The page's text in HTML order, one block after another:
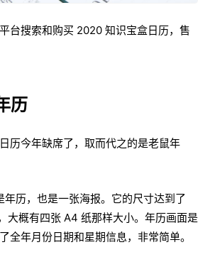
台搜索和购买 2020 知识宝盒日历，售
历
历今年缺席了，取而代之的是老鼠年
年历，也是一张海报。它的尺寸达到了
大概有四张 A4 纸那样大小。年历画面是
全年月份日期和星期信息，非常简单。